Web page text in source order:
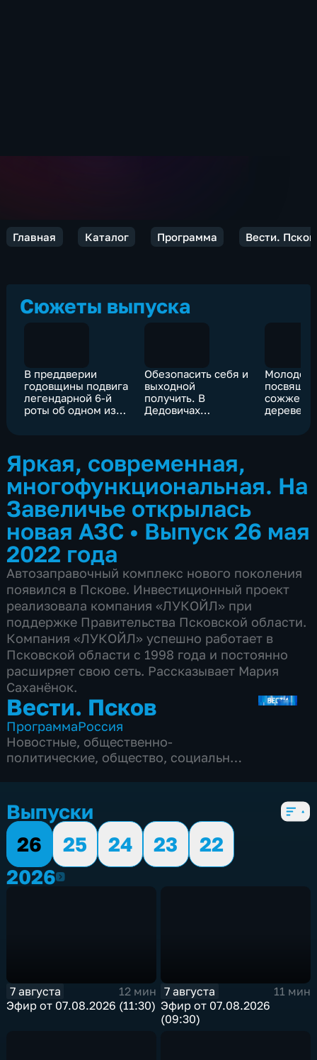
Главная Каталог Программа Вести. Псков
Сюжеты выпуска
В преддверии
годовщины подвига
легендарной 6-й
роты об одном из
Обезопасить себя и
выходной
получить. В
Дедовичах
вакцинацию от
гриппа
Яркая, современная,
многофункциональная. На
Завеличье открылась
новая АЗС • Выпуск 26 мая
2022 года
Автозаправочный комплекс нового поколения
появился в Пскове. Инвестиционный проект
реализовала компания «ЛУКОЙЛ» при
поддержке Правительства Псковской области.
Компания «ЛУКОЙЛ» успешно работает в
Псковской области с 1998 года и постоянно
расширяет свою сеть. Рассказывает Мария
Саханёнок.
Вести. Псков
ПрограммаРоссия
Новостные, общественно-
политические, общество, социально-
Выпуски
26
25 24 23
22
20262026
7 августа
12 мин
Эфир от 07.08.2026 (11:30)
7 августа
11 мин
Эфир от 07.08.2026
(09:30)